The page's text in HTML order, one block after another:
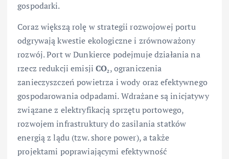
gospodarki.
Coraz większą rolę w strategii rozwojowej portu
odgrywają kwestie ekologiczne i zrównoważony
rozwój. Port w Dunkierce podejmuje działania na
rzecz redukcji emisjiCO₂, ograniczenia
zanieczyszczeń powietrza i wody oraz efektywnego
gospodarowania odpadami. Wdrażane są inicjatywy
związane z elektryfikacją sprzętu portowego,
rozwojem infrastruktury do zasilania statków
energią z lądu (tzw. shore power), a także
projektami poprawiającymi efektywność